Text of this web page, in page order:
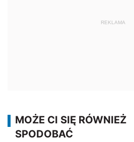
REKLAMA